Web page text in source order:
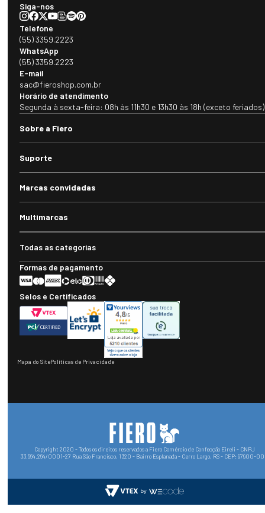
Siga-nos
Telefone
(55) 3359.2223
WhatsApp
(55) 3359.2223
E-mail
sac@fieroshop.com.br
Horário de atendimento
Segunda à sexta-feira: 08h às 11h30 e 13h30 às 18h (exceto feriados)
Sobre a Fiero
Suporte
Marcas convidadas
Multimarcas
Todas as categorias
Formas de pagamento
Selos e Certificados
Mapa do SitePolíticas de Privacidade
Copyright 2020 - Todos os direitos reservados a Fiero Comércio de Confecção Eireli - CNPJ
33.564.264/0001-27 Rua São Francisco, 1320 - Bairro Esplanada - Cerro Largo, RS - CEP: 97900-